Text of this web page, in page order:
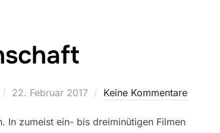
Veröffentlicht
22. Februar 2017 Keine Kommentare
In zumeist ein- bis dreiminütigen Filmen